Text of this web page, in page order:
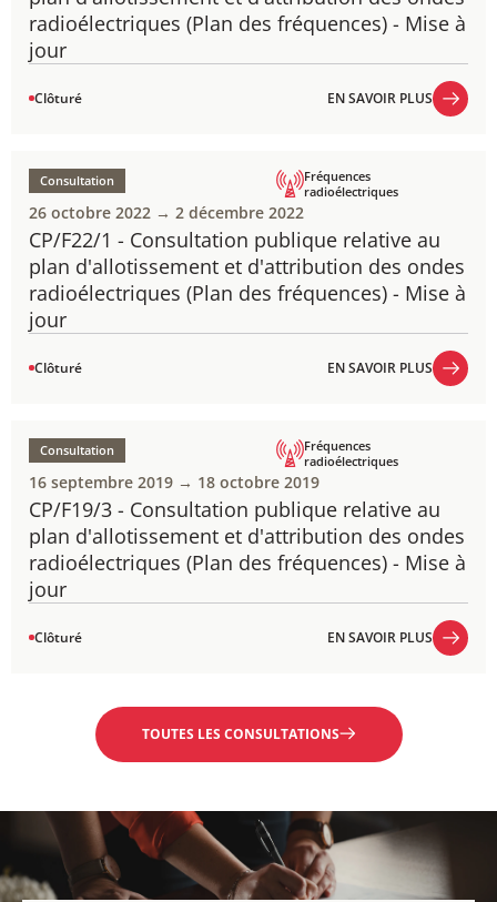
radioélectriques (Plan des fréquences) - Mise à
jour
Clôturé
EN SAVOIR PLUS
CP/F22/1 - Consultation publique ​​​relative au
plan d'allotissement et d'attribution des ondes
radioélectriques (Plan des fréquences) - Mise à
jour
Consultation
Fréquences
radioélectriques
26 octobre 2022 → 2 décembre 2022
Clôturé
EN SAVOIR PLUS
CP/F19/3 - Consultation publique relative au
plan d'allotissement et d'attribution des ondes
radioélectriques (Plan des fréquences) - Mise à
jour
Consultation
Fréquences
radioélectriques
16 septembre 2019 → 18 octobre 2019
Clôturé
EN SAVOIR PLUS
TOUTES LES CONSULTATIONS